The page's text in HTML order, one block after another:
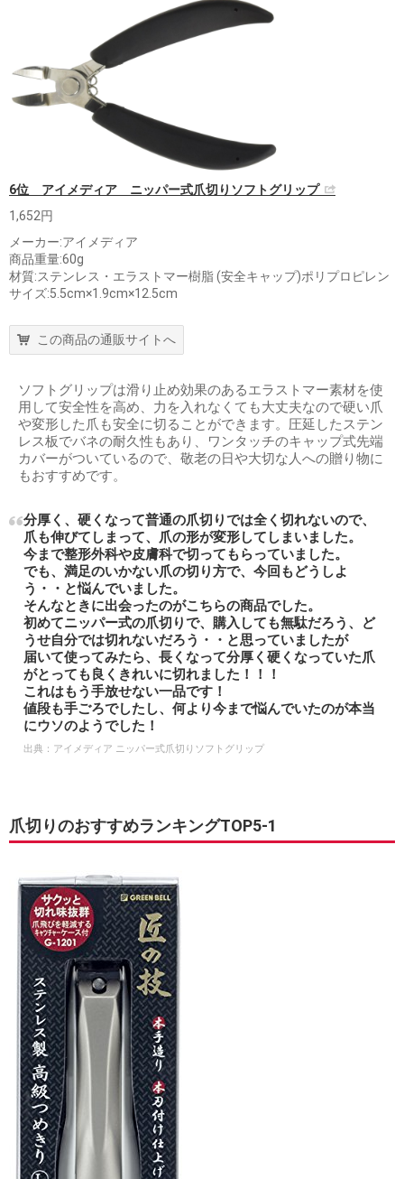
6位 アイメディア ニッパー式爪切りソフトグリップ
1,652円
メーカー:アイメディア
商品重量:60g
材質:ステンレス・エラストマー樹脂 (安全キャップ)ポリプロピレン
サイズ:5.5cm×1.9cm×12.5cm
この商品の通販サイトへ
ソフトグリップは滑り止め効果のあるエラストマー素材を使
用して安全性を高め、力を入れなくても大丈夫なので硬い爪
や変形した爪も安全に切ることができます。圧延したステン
レス板でバネの耐久性もあり、ワンタッチのキャップ式先端
カバーがついているので、敬老の日や大切な人への贈り物に
もおすすめです。
分厚く、硬くなって普通の爪切りでは全く切れないので、
爪も伸びてしまって、爪の形が変形してしまいました。
今まで整形外科や皮膚科で切ってもらっていました。
でも、満足のいかない爪の切り方で、今回もどうしよ
う・・と悩んでいました。
そんなときに出会ったのがこちらの商品でした。
初めてニッパー式の爪切りで、購入しても無駄だろう、ど
うせ自分では切れないだろう・・と思っていましたが
届いて使ってみたら、長くなって分厚く硬くなっていた爪
がとっても良くきれいに切れました！！！
これはもう手放せない一品です！
値段も手ごろでしたし、何より今まで悩んでいたのが本当
にウソのようでした！
出典： アイメディア ニッパー式爪切りソフトグリップ
爪切りのおすすめランキングTOP5-1